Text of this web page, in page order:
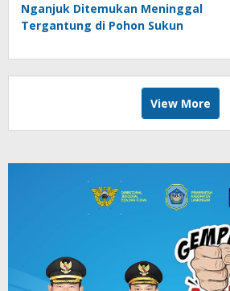
Nganjuk Ditemukan Meninggal
Tergantung di Pohon Sukun
View More